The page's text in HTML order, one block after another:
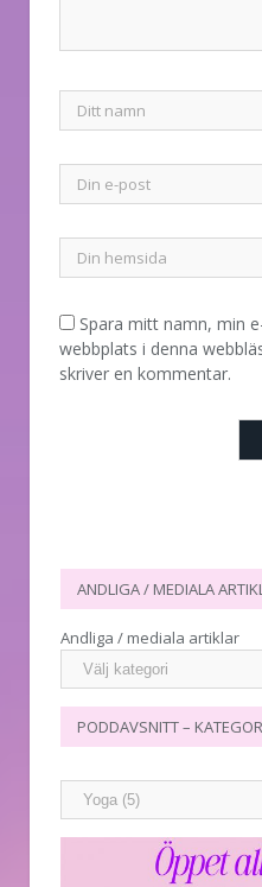
Spara mitt namn, min
webbplats i denna
skriver en kommentar.
ANDLIGA / MEDIALA
Andliga / mediala artiklar
PODDAVSNITT –